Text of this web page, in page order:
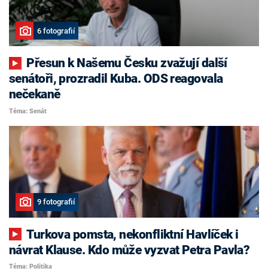
6 fotografií
senátoři, prozradil Kuba. ODS reagovala
nečekaně
Téma: Senát
9 fotografií
Turkova pomsta, nekonfliktní Havlíček i
návrat Klause. Kdo může vyzvat Petra Pavla?
Téma: Politika